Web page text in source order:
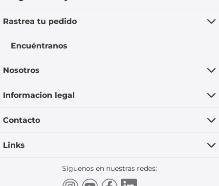
Rastrea tu pedido
Encuéntranos
Nosotros
Informacion legal
Contacto
Links
Síguenos en nuestras redes: